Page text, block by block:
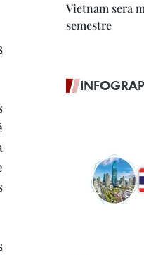
Vietnam sera
semestre